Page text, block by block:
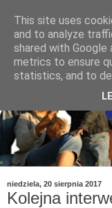
niedziela, 20 sierpnia 2017
Kolejna
This site uses
and to analyze
shared with
metrics to ensure
statistics, and to